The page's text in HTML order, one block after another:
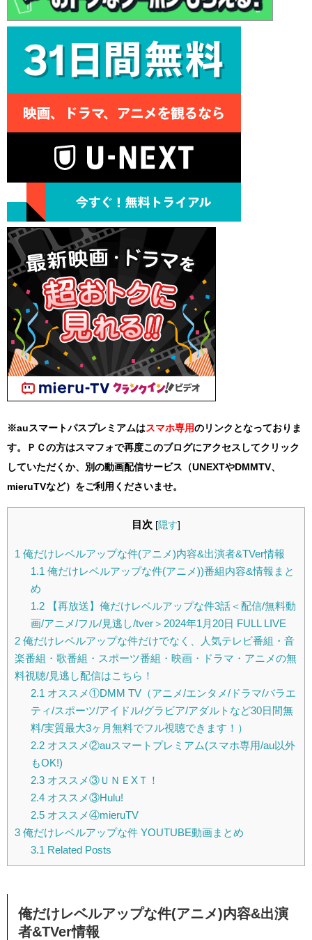
※auスマートパスプレミアムはスマホ専用のリンクとなっておりま
す。ＰＣの方はスマフォで再度このブログにアクセスしてクリック
していただくか、別の動画配信サービス（UNEXTやDMMTV、
mieruTVなど）をご利用くださいませ。
目次 [隠す]
1 俺だけレベルアップな件(アニメ)内容&出演者&TVer情報
1.1 俺だけレベルアップな件(アニメ))番組内容&情報まと
め
1.2【再放送】俺だけレベルアップな件3話＜配信/無料動
画/アニメ/フル/見逃し/tver＞2024年1月20日 FULL LIVE
2 俺だけレベルアップな件だけでなく、人気テレビ番組・音
楽番組・歌番組・スポーツ番組・映画・ドラマ・アニメの無
料視聴/見逃し配信はこちら！
2.1 オススメ①DMM TV（アニメ/エンタメ/ドラマ/バラエ
ティ/スポーツ/アイドル/グラビア/アダルトなど30日間無
料/実質最大3ヶ月無料でフル視聴できます！）
2.2オススメ②auスマートプレミアム(スマホ専用/au以外
もOK!)
2.3オススメ③ＵＮＥXＴ！
2.4オススメ③Hulu!
2.5オススメ④mieruTV
3 俺だけレベルアップな件 YOUTUBE動画まとめ
3.1 Related Posts
俺だけレベルアップな件(アニメ)内容&出演
者&TVer情報